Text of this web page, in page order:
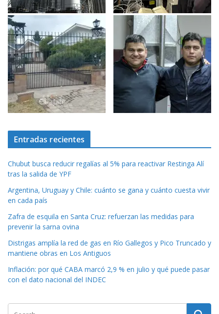
Entradas recientes
Chubut busca reducir regalías al 5% para reactivar Restinga Alí
tras la salida de YPF
Argentina, Uruguay y Chile: cuánto se gana y cuánto cuesta vivir
en cada país
Zafra de esquila en Santa Cruz: refuerzan las medidas para
prevenir la sarna ovina
Distrigas amplía la red de gas en Río Gallegos y Pico Truncado y
mantiene obras en Los Antiguos
Inflación: por qué CABA marcó 2,9 % en julio y qué puede pasar
con el dato nacional del INDEC